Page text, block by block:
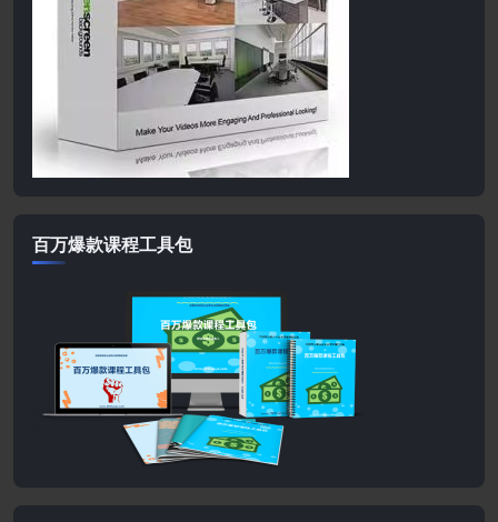
百万爆款课程工具包